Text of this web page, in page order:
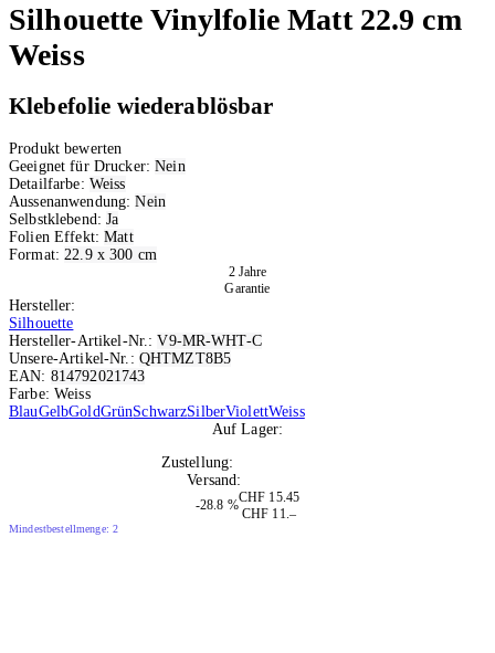
Silhouette Vinylfolie Matt 22.9 cm
Weiss
Klebefolie wiederablösbar
Produkt bewerten
Geeignet für Drucker:Nein
Detailfarbe: Weiss
Aussenanwendung:Nein
Selbstklebend:Ja
Folien Effekt:Matt
Format: 22.9 x 300 cm
2 Jahre
Garantie
Hersteller:
Silhouette
Hersteller-Artikel-Nr.:V9-MR-WHT-C
Unsere-Artikel-Nr.: QHTMZT8B5
EAN: 814792021743
Farbe: Weiss
BlauGelbGoldGrünSchwarzSilberViolettWeiss
Auf Lager:
Zustellung:
Versand:
-28.8 %
CHF 15.45
CHF 11.–
Mindestbestellmenge: 2